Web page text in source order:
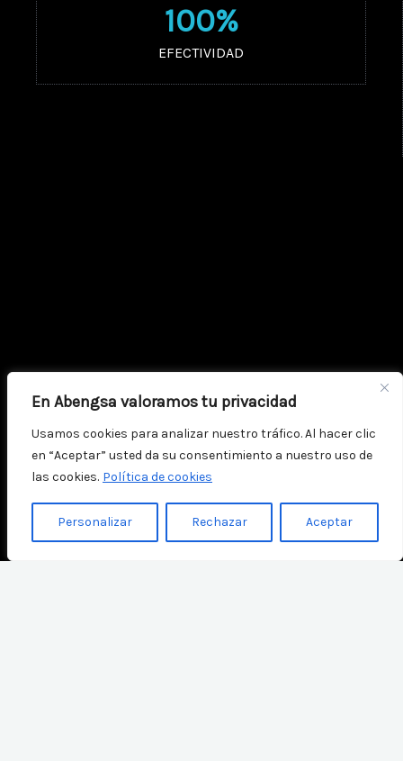
En Abengsa valoramos tu privacidad
Usamos cookies para analizar nuestro tráfico. Al hacer clic
en “Aceptar” usted da su consentimiento a nuestro uso de
las cookies. Política de cookies
Personalizar Rechazar Aceptar
100%
EFECTIVIDAD